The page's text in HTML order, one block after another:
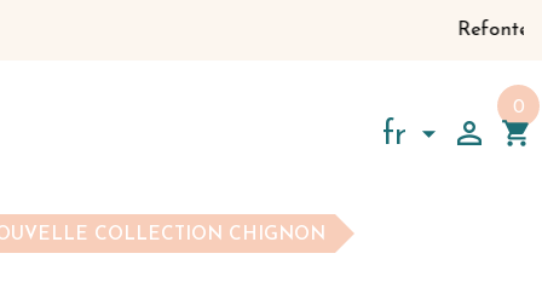
Refonte du site web en
COLLECTION CHIGNON
fr   shopping_cart
0